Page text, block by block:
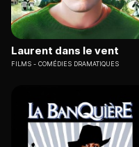
Laurent dans le vent
FILMS COMÉDIES DRAMATIQUES